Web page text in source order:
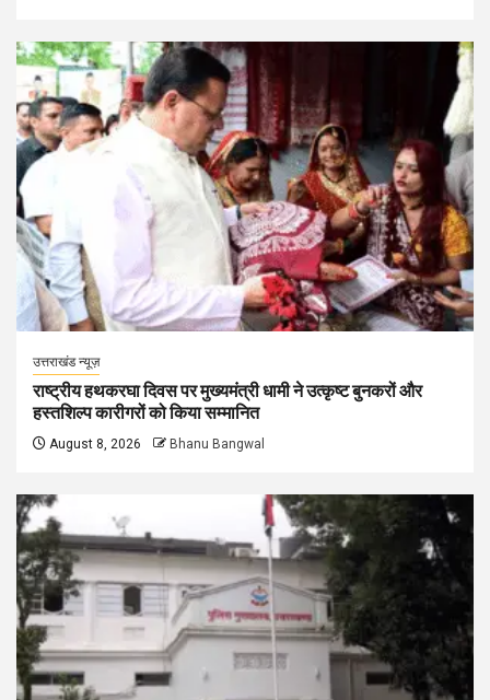
उत्तराखंड न्यूज़
राष्ट्रीय हथकरघा दिवस पर मुख्यमंत्री धामी ने उत्कृष्ट बुनकरों और
हस्तशिल्प कारीगरों को किया सम्मानित
August 8, 2026 Bhanu Bangwal